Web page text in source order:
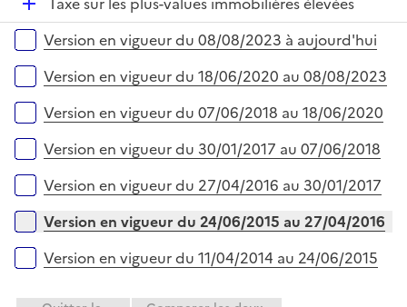
e
r
é
p
e
Versions sur la période
Version en vigueur du 08/08/2023 à aujourd'hui
Version en vigueur du 18/06/2020 au 08/08/2023
Version en vigueur du 07/06/2018 au 18/06/2020
Version en vigueur du 30/01/2017 au 07/06/2018
Version en vigueur du 27/04/2016 au 30/01/2017
Version en vigueur du 24/06/2015 au 27/04/2016
Version en vigueur du 11/04/2014 au 24/06/2015